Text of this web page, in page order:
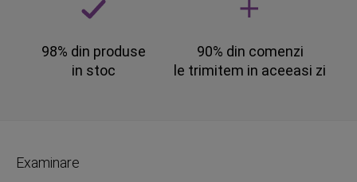
98% din produse
in stoc
90% din comenzi
le trimitem in aceeasi zi
Examinare